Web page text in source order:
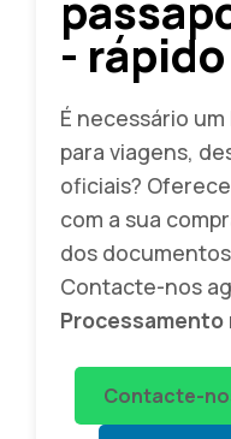
-
É necessário um
para viagens,
oficiais?
com a sua
dos
Contacte-nos
Contacte-